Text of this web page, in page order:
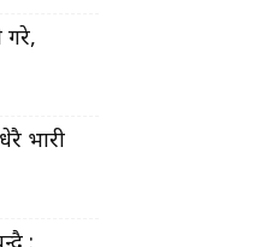
गरे,
भारी
: